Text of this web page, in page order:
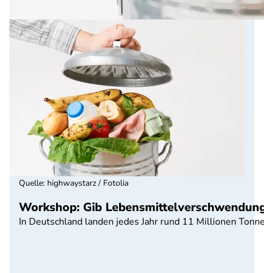
Workshop: Gib
In Deutschland landen jedes Jahr rund 11 Millionen
Quelle: highwaystarz / Fotolia